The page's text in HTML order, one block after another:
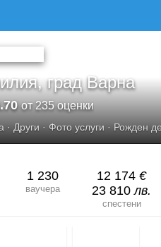
град Варна
от 235 оценки
· Други · Фото услуги · Рожден
1 230
ваучера
12 174 €
23 810лв.
спестени